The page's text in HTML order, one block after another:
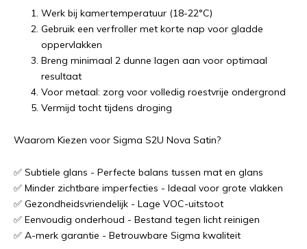
Werk bij kamertemperatuur (18-22°C)
Gebruik een verfroller met korte nap voor gladde
oppervlakken
Breng minimaal 2 dunne lagen aan voor optimaal
resultaat
Voor metaal: zorg voor volledig roestvrije ondergrond
Vermijd tocht tijdens droging
Waarom Kiezen voor Sigma S2U Nova Satin?
✅ Subtiele glans - Perfecte balans tussen mat en glans
✅ Minder zichtbare imperfecties - Ideaal voor grote vlakken
✅ Gezondheidsvriendelijk - Lage VOC-uitstoot
✅ Eenvoudig onderhoud - Bestand tegen licht reinigen
✅ A-merk garantie - Betrouwbare Sigma kwaliteit